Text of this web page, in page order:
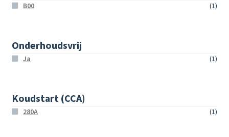
B00 (1)
Onderhoudsvrij
Ja (1)
Koudstart (CCA)
280A (1)